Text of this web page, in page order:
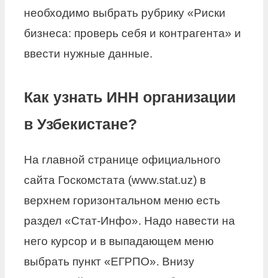
необходимо выбрать рубрику «Риски
бизнеса: проверь себя и контрагента» и
ввести нужные данные.
Как узнать ИНН организации
в Узбекистане?
На главной странице официального
сайта Госкомстата (www.stat.uz) в
верхнем горизонтальном меню есть
раздел «Стат-Инфо». Надо навести на
него курсор и в выпадающем меню
выбрать пункт «ЕГРПО». Внизу